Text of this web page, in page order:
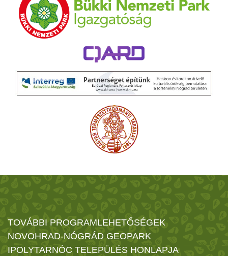
TOVÁBBI PROGRAMLEHETŐSÉGEK
NOVOHRAD-NÓGRÁD GEOPARK
IPOLYTARNÓC TELEPÜLÉS HONLAPJA